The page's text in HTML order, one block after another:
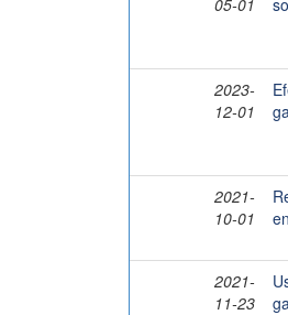
05-01
2023-
12-01
2021-
10-01
2021-
11-23